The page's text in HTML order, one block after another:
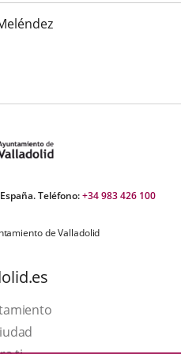
Teléfono:+34 983 426 100
de Valladolid